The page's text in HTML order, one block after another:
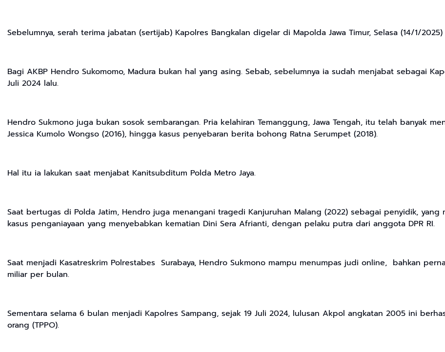
Sebelumnya, serah terima jabatan (sertijab) Kapolres Bangkalan digelar di Mapolda Jawa Timur, Selasa (14/1/
Bagi AKBP Hendro Sukomomo, Madura bukan hal yang asing. Sebab, sebelumnya ia sudah menjabat sebagai
Juli 2024 lalu.
Hendro Sukmono juga bukan sosok sembarangan. Pria kelahiran Temanggung, Jawa Tengah, itu telah banyak
Jessica Kumolo Wongso (2016), hingga kasus penyebaran berita bohong Ratna Serumpet (2018).
Hal itu ia lakukan saat menjabat Kanitsubditum Polda Metro Jaya.
Saat bertugas di Polda Jatim, Hendro juga menangani tragedi Kanjuruhan Malang (2022) sebagai penyidik, yang
kasus penganiayaan yang menyebabkan kematian Dini Sera Afrianti, dengan pelaku putra dari anggota DPR RI.
Saat menjadi Kasatreskrim Polrestabes Surabaya, Hendro Sukmono mampu menumpas judi online, bahkan
miliar per bulan.
Sementara selama 6 bulan menjadi Kapolres Sampang, sejak 19 Juli 2024, lulusan Akpol angkatan 2005 ini
orang (TPPO).